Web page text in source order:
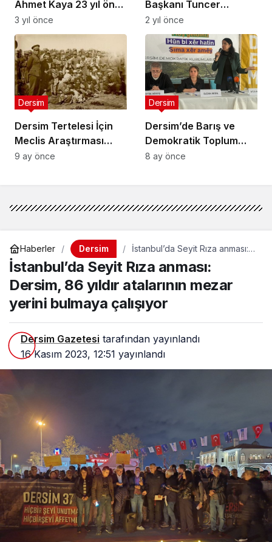
Ahmet Kaya 23 yıl önce
bugün aramızdan
ayrıldı: Irkçı linçe
maruz kaldıktan sonra,
sürgünde hayatını
kaybetmişti
3 yıl önce
Başkanı Tuncer
Bakırhan: Baş
müzakereci Abdullah
Öcalan’dır
2 yıl önce
Dersim Tertelesi İçin
Meclis Araştırması
Talebi
Dersim
9 ay önce
Dersim’de Barış ve
Demokratik Toplum
Buluşması
Dersim
8 ay önce
Haberler Dersim
İstanbul’da Seyit Rıza anması:
mezar yerini bulmaya çalışıyor
İstanbul’da Seyit Rıza anması:
Dersim, 86 yıldır atalarının mezar
yerini bulmaya çalışıyor
Dersim Gazetesi tarafından yayınlandı
16 Kasım 2023, 12:51 yayınlandı